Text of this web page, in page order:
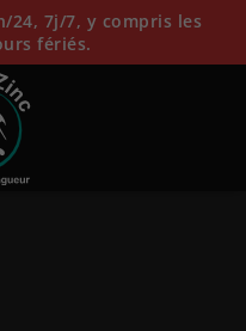
24, 7j/7, y compris les
fériés.